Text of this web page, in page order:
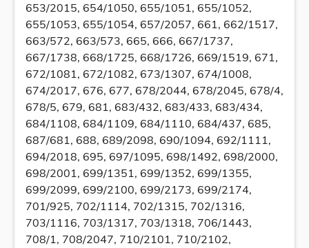
653/2015, 654/1050, 655/1051, 655/1052,
655/1053, 655/1054, 657/2057, 661, 662/1517,
663/572, 663/573, 665, 666, 667/1737,
667/1738, 668/1725, 668/1726, 669/1519, 671,
672/1081, 672/1082, 673/1307, 674/1008,
674/2017, 676, 677, 678/2044, 678/2045, 678/4,
678/5, 679, 681, 683/432, 683/433, 683/434,
684/1108, 684/1109, 684/1110, 684/437, 685,
687/681, 688, 689/2098, 690/1094, 692/1111,
694/2018, 695, 697/1095, 698/1492, 698/2000,
698/2001, 699/1351, 699/1352, 699/1355,
699/2099, 699/2100, 699/2173, 699/2174,
701/925, 702/1114, 702/1315, 702/1316,
703/1116, 703/1317, 703/1318, 706/1443,
708/1, 708/2047, 710/2101, 710/2102,